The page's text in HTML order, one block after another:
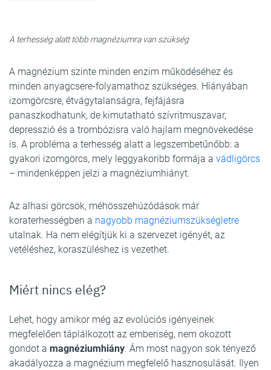
A terhesség alatt több magnéziumra van szükség
A magnézium szinte minden enzim működéséhez és
minden anyagcsere-folyamathoz szükséges. Hiányában
izomgörcsre, étvágytalanságra, fejfájásra
panaszkodhatunk, de kimutatható szívritmuszavar,
depresszió és a trombózisra való hajlam megnövekedése
is. A probléma a terhesség alatt a legszembetűnőbb: a
gyakori izomgörcs, mely leggyakoribb formája a vádligörcs
– mindenképpen jelzi a magnéziumhiányt.
Az alhasi görcsök, méhösszehúzódások már
koraterhességben a nagyobb magnéziumszükségletre
utalnak. Ha nem elégítjük ki a szervezet igényét, az
vetéléshez, koraszüléshez is vezethet.
Miért nincs elég?
Lehet, hogy amikor még az evolúciós igényeinek
megfelelően táplálkozott az emberiség, nem okozott
gondot a magnéziumhiány. Ám most nagyon sok tényező
akadályozza a magnézium megfelelő hasznosulását. Ilyen